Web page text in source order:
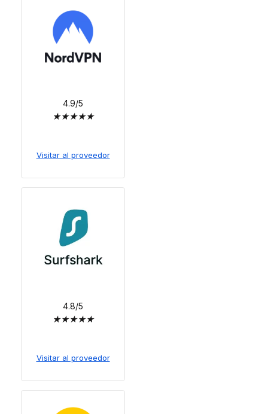
4.9/5
★★★★★
Visitar al proveedor
4.8/5
★★★★★
Visitar al proveedor